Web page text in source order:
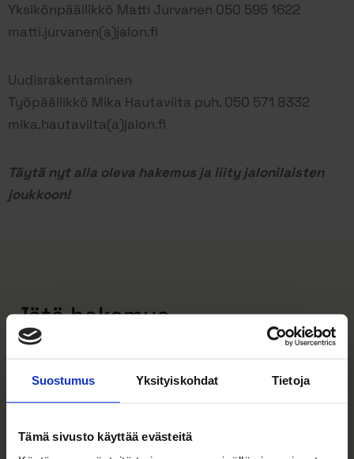
Suostumus Yksityiskohdat Tietoja
Tämä sivusto käyttää evästeitä
Yksikönpäällikkö Matti Jurvanen 050 595 1622
matti.jurvanen(a)jalon.fi
Uudisrakentaminen
Työpäällikkö Mika Hautaviita puh. 050 571 8332
mika.hautaviita(a)jalon.fi
Täytä nyt alla oleva hakemus ja liity jalonilaisten
joukkoon!
Jätä hakemus
Jätä hakemuksesi ja olemme sinuun yhteydessä.